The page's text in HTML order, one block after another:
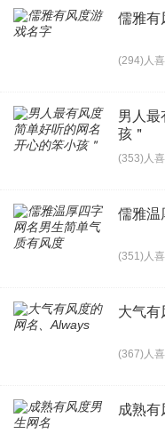
儒雅有
(294)人
男人最
孩＂
(353)人
儒雅温
(351)人
大气有
(367)人
成熟有